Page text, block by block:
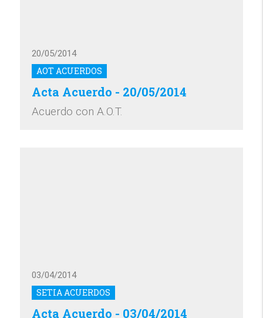
AOT ACUERDOS
20/05/2014
Acta Acuerdo - 20/05/2014
Acuerdo con A.O.T.
SETIA ACUERDOS
03/04/2014
Acta Acuerdo - 03/04/2014